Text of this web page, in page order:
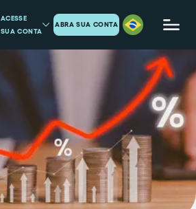
ACESSE
SUA CONTA
ABRA SUA CONTA